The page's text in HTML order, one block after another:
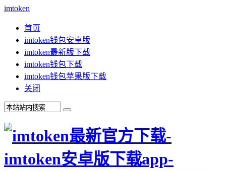
imtoken
首页
imtoken钱包安卓版
imtoken最新版下载
imtoken钱包下载
imtoken钱包苹果版下载
关闭